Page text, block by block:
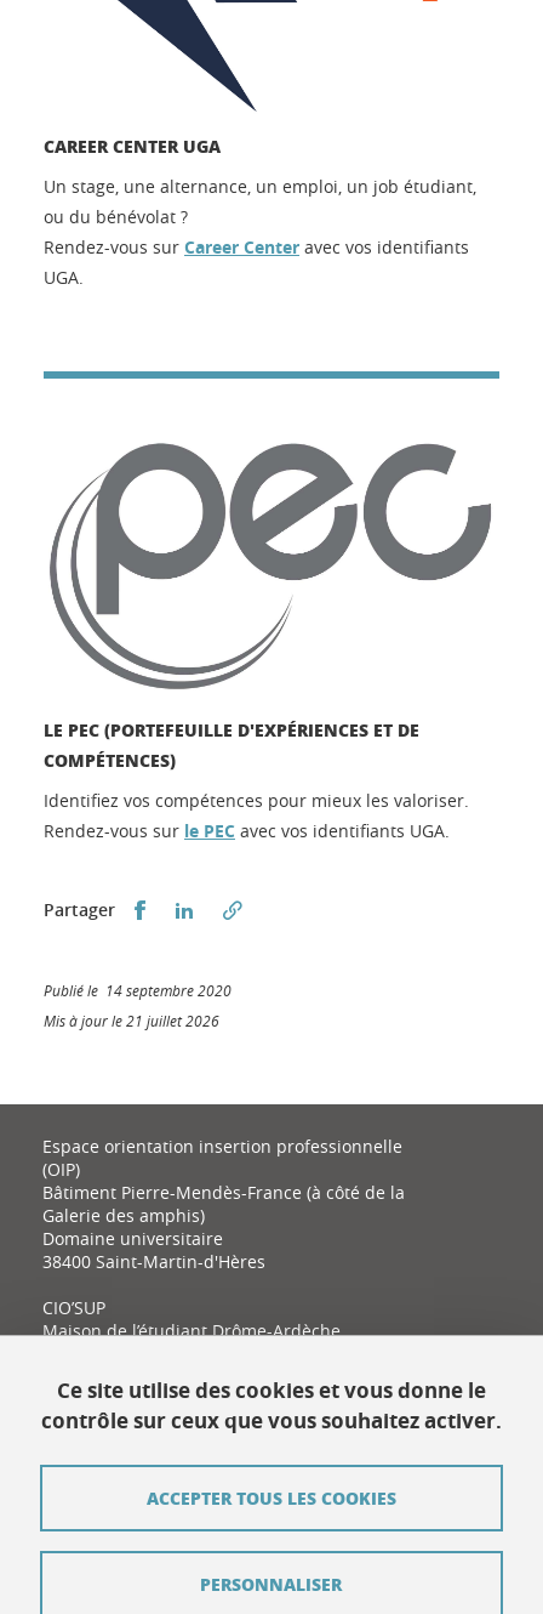
CAREER CENTER UGA
Un stage, une alternance, un emploi, un job étudiant,
ou du bénévolat ?
Rendez-vous sur Career Center avec vos identifiants
UGA.
LE PEC (PORTEFEUILLE D'EXPÉRIENCES ET DE
COMPÉTENCES)
Identifiez vos compétences pour mieux les valoriser.
Rendez-vous sur le PEC avec vos identifiants UGA.
Partager Partager sur Facebook
Partager sur LinkedIn
Publié le 14 septembre 2020
Mis à jour le 21 juillet 2026
Espace orientation insertion professionnelle
(OIP)
Bâtiment Pierre-Mendès-France (à côté de la
Galerie des amphis)
Domaine universitaire
38400 Saint-Martin-d'Hères
CIO’SUP
Maison de l’étudiant Drôme-Ardèche
26000 Valence
Contact
Mentions légales
Ce site utilise des cookies et vous donne le
contrôle sur ceux que vous souhaitez activer.
ACCEPTER TOUS LES COOKIES
PERSONNALISER